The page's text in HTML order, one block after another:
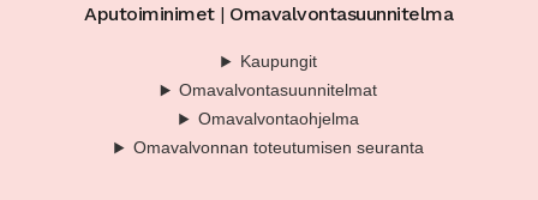
Aputoiminimet| Omavalvontasuunnitelma
Kaupungit
Omavalvontasuunnitelmat
Omavalvontaohjelma
Omavalvonnan toteutumisen seuranta